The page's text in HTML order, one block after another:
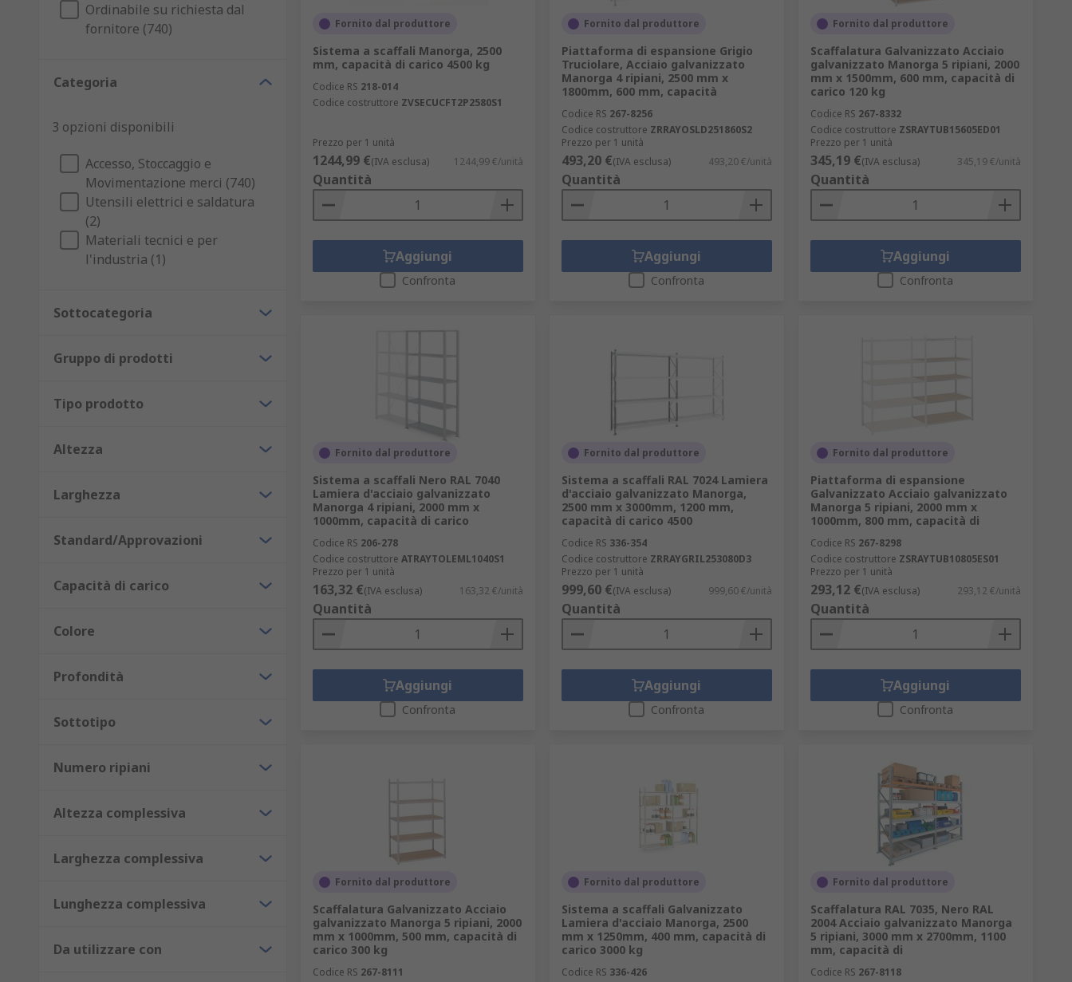
Ordinabile su richiesta dal
fornitore (740)
Categoria
3 opzioni disponibili
Accesso, Stoccaggio e
Movimentazione merci (740)
Utensili elettrici e saldatura
(2)
Materiali tecnici e per
l'industria (1)
Sottocategoria
Gruppo di prodotti
Tipo prodotto
Altezza
Larghezza
Standard/Approvazioni
Capacità di carico
Colore
Profondità
Sottotipo
Numero ripiani
Altezza complessiva
Larghezza complessiva
Lunghezza complessiva
Da utilizzare con
Fornito dal produttore
Sistema a scaffali Manorga, 2500
mm, capacità di carico 4500 kg
Codice RS 218-014
Codice costruttore ZVSECUCFT2P2580S1
Prezzo per 1 unità
1244,99 €(IVA esclusa) 1244,99 €/unità
Quantità
Aggiungi
Confronta
Fornito dal produttore
Piattaforma di espansione Grigio
Truciolare, Acciaio galvanizzato
Manorga 4 ripiani, 2500 mm x
1800mm, 600 mm, capacità
Codice RS 267-8256
Codice costruttore ZRRAYOSLD251860S2
Prezzo per 1 unità
493,20 €(IVA esclusa) 493,20 €/unità
Quantità
Aggiungi
Confronta
Fornito dal produttore
Scaffalatura Galvanizzato Acciaio
galvanizzato Manorga 5 ripiani, 2000
mm x 1500mm, 600 mm, capacità di
carico 120 kg
Codice RS 267-8332
Codice costruttore ZSRAYTUB15605ED01
Prezzo per 1 unità
345,19 €(IVA esclusa) 345,19 €/unità
Quantità
Aggiungi
Confronta
Fornito dal produttore
Sistema a scaffali Nero RAL 7040
Lamiera d'acciaio galvanizzato
Manorga 4 ripiani, 2000 mm x
1000mm, capacità di carico
Codice RS 206-278
Codice costruttore ATRAYTOLEML1040S1
Prezzo per 1 unità
163,32 €(IVA esclusa) 163,32 €/unità
Quantità
Aggiungi
Confronta
Fornito dal produttore
Sistema a scaffali RAL 7024 Lamiera
d'acciaio galvanizzato Manorga,
2500 mm x 3000mm, 1200 mm,
capacità di carico 4500
Codice RS 336-354
Codice costruttore ZRRAYGRIL253080D3
Prezzo per 1 unità
999,60 €(IVA esclusa) 999,60 €/unità
Quantità
Aggiungi
Confronta
Fornito dal produttore
Piattaforma di espansione
Galvanizzato Acciaio galvanizzato
Manorga 5 ripiani, 2000 mm x
1000mm, 800 mm, capacità di
Codice RS 267-8298
Codice costruttore ZSRAYTUB10805ES01
Prezzo per 1 unità
293,12 €(IVA esclusa) 293,12 €/unità
Quantità
Aggiungi
Confronta
Fornito dal produttore
Scaffalatura Galvanizzato Acciaio
galvanizzato Manorga 5 ripiani, 2000
mm x 1000mm, 500 mm, capacità di
carico 300 kg
Codice RS 267-8111
Fornito dal produttore
Sistema a scaffali Galvanizzato
Lamiera d'acciaio Manorga, 2500
mm x 1250mm, 400 mm, capacità di
carico 3000 kg
Codice RS 336-426
Fornito dal produttore
Scaffalatura RAL 7035, Nero RAL
2004 Acciaio galvanizzato Manorga
5 ripiani, 3000 mm x 2700mm, 1100
mm, capacità di
Codice RS 267-8118